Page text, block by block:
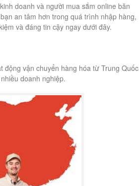
doanh và người mua sắm online băn
an tâm hơn trong quá trình nhập hàng,
và đáng tin cậy ngay dưới đây.
động vận chuyển hàng hóa từ Trung Quốc
doanh nghiệp.